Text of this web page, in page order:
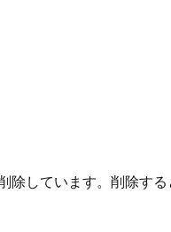
しています。削除す